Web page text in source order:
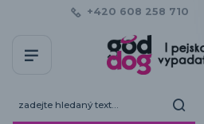
+420 608 258 710